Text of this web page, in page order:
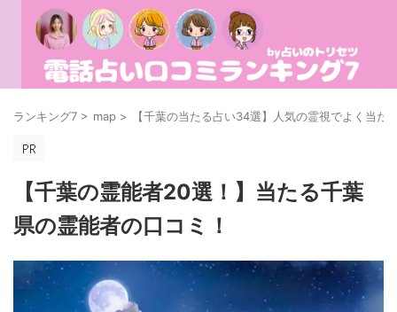
ランキング7 > map > 【千葉の当たる占い34選】人気の霊視でよく当た
【千葉の霊能者20選！】当たる千葉
県の霊能者の口コミ！